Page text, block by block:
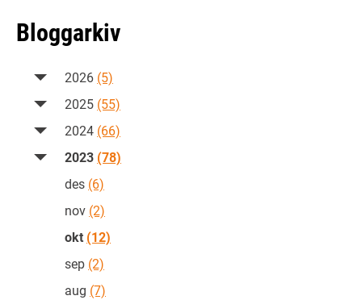
Bloggarkiv
2026 (5)
2025 (55)
2024 (66)
2023 (78)
des (6)
nov (2)
okt (12)
sep (2)
aug (7)